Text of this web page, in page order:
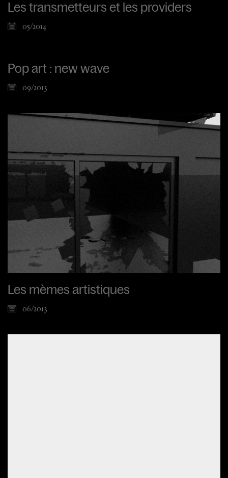
Les transmetteurs et les providers
05/2014
Pop art : new wave
09/2013
Les mèmes artistiques
06/2013